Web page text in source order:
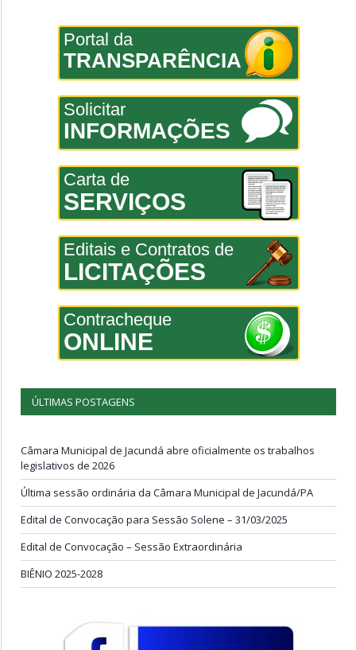
Portal da
TRANSPARÊNCIA
Solicitar
INFORMAÇÕES
Carta de
SERVIÇOS
Editais e Contratos de
LICITAÇÕES
Contracheque
ONLINE
ÚLTIMAS POSTAGENS
Câmara Municipal de Jacundá abre oficialmente os trabalhos
legislativos de 2026
Última sessão ordinária da Câmara Municipal de Jacundá/PA
Edital de Convocação para Sessão Solene – 31/03/2025
Edital de Convocação – Sessão Extraordinária
BIÊNIO 2025-2028